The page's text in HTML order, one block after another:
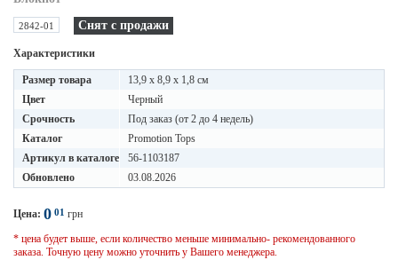
2842-01 Снят с продажи
Характеристики
Размер товара
13,9 x 8,9 x 1,8 см
Цвет
Черный
Срочность
Под заказ (от 2 до 4 недель)
Каталог
Promotion Tops
Артикул в каталоге
56-1103187
Обновлено
03.08.2026
Цена: 0 01 грн
* цена будет выше, если количество меньше минимально- рекомендованного
заказа. Точную цену можно уточнить у Вашего менеджера.